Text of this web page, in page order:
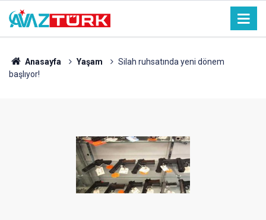
Anasayfa Yaşam
Silah ruhsatında yeni dönem
başlıyor!